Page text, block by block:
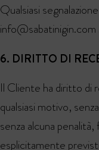
Qualsiasi
info@sabatinigin.com
6. DIRITTO DI
Il Cliente ha diritto di
qualsiasi motivo,
senza alcuna
esplicitamente